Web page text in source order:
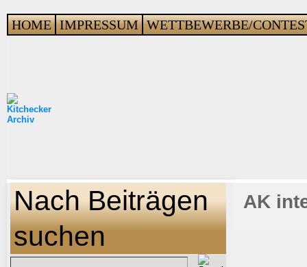
HOME IMPRESSUM WETTBEWERBE/
Nach Beiträgen
suchen
AK